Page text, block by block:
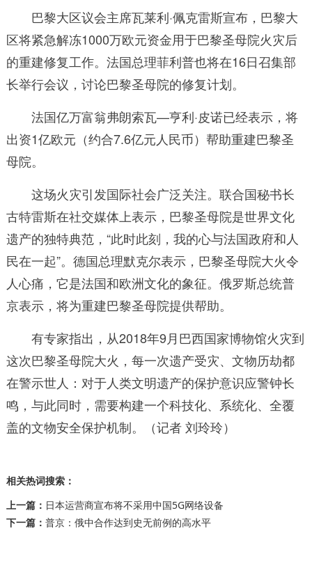
巴黎大区议会主席瓦莱利·佩克雷斯宣布，巴黎大
区将紧急解冻1000万欧元资金用于巴黎圣母院火灾后
的重建修复工作。法国总理菲利普也将在16日召集部
长举行会议，讨论巴黎圣母院的修复计划。
法国亿万富翁弗朗索瓦—亨利·皮诺已经表示，将
出资1亿欧元（约合7.6亿元人民币）帮助重建巴黎圣
母院。
这场火灾引发国际社会广泛关注。联合国秘书长
古特雷斯在社交媒体上表示，巴黎圣母院是世界文化
遗产的独特典范，“此时此刻，我的心与法国政府和人
民在一起”。德国总理默克尔表示，巴黎圣母院大火令
人心痛，它是法国和欧洲文化的象征。俄罗斯总统普
京表示，将为重建巴黎圣母院提供帮助。
有专家指出，从2018年9月巴西国家博物馆火灾到
这次巴黎圣母院大火，每一次遗产受灾、文物历劫都
在警示世人：对于人类文明遗产的保护意识应警钟长
鸣，与此同时，需要构建一个科技化、系统化、全覆
盖的文物安全保护机制。（记者 刘玲玲）
相关热词搜索：
上一篇： 日本运营商宣布将不采用中国5G网络设备
下一篇： 普京：俄中合作达到史无前例的高水平